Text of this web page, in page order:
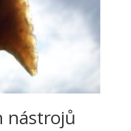
nástrojů